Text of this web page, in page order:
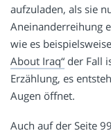
aufzuladen, als sie
Aneinanderreihung
wie es
About Iraq“ der Fall
Erzählung, es
Augen öffnet.
Auch auf der Seite